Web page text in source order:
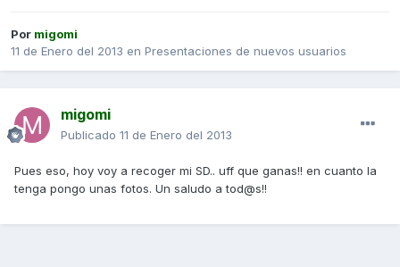
Por migomi
11 de Enero del 2013 en Presentaciones de nuevos usuarios
migomi
Publicado 11 de Enero del 2013
Pues eso, hoy voy a recoger mi SD.. uff que ganas!! en cuanto la
tenga pongo unas fotos. Un saludo a tod@s!!